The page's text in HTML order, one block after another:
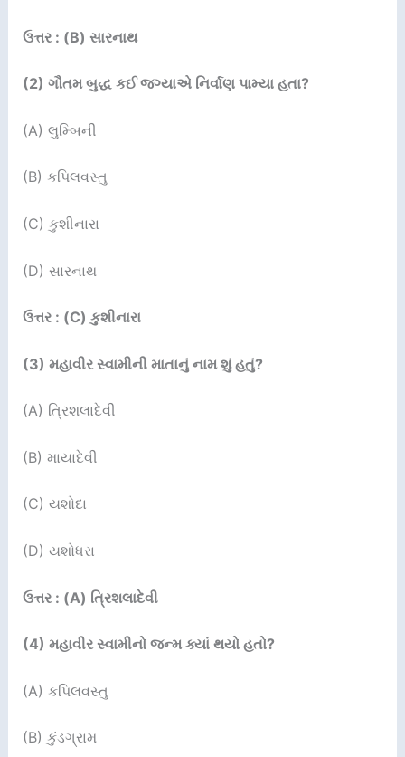
ઉત્તર : (B) સારનાથ
(2) ગૌતમ બુદ્ધ કઈ જગ્યાએ નિર્વાણ પામ્યા હતા?
(A) લુમ્બિની
(B) કપિલવસ્તુ
(C) કુશીનારા
(D) સારનાથ
ઉત્તર : (C) કુશીનારા
(3) મહાવીર સ્વામીની માતાનું નામ શું હતું?
(A) ત્રિશલાદેવી
(B) માયાદેવી
(C) યશોદા
(D) યશોધરા
ઉત્તર : (A) ત્રિશલાદેવી
(4) મહાવીર સ્વામીનો જન્મ ક્યાં થયો હતો?
(A) કપિલવસ્તુ
(B) કુંડગ્રામ